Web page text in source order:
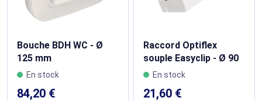
Bouche BDH WC - Ø
125 mm
En stock
84,20 €
Raccord Optiflex
souple Easyclip - Ø 90
En stock
21,60 €